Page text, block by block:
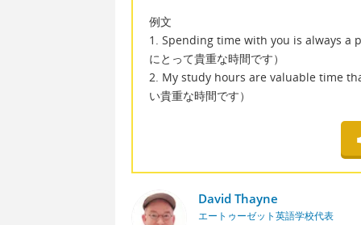
例文
1. Spending time with you is always a
にとって貴重な時間です）
2. My study hours are valuable time
い貴重な時間です）
David Thayne
エートゥーゼット英語学校代表